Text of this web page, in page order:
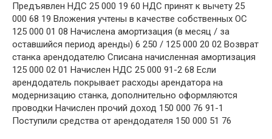
Предъявлен НДС 25 000 19 60 НДС принят к вычету 25
000 68 19 Вложения учтены в качестве собственных ОС
125 000 01 08 Начислена амортизация (в месяц / за
оставшийся период аренды) 6 250 / 125 000 20 02 Возврат
станка арендодателю Списана начисленная амортизация
125 000 02 01 Начислен НДС 25 000 91-2 68 Если
арендодатель покрывает расходы арендатора на
модернизацию станка, дополнительно оформляются
проводки Начислен прочий доход 150 000 76 91-1
Поступили средства от арендодателя 150 000 51 76